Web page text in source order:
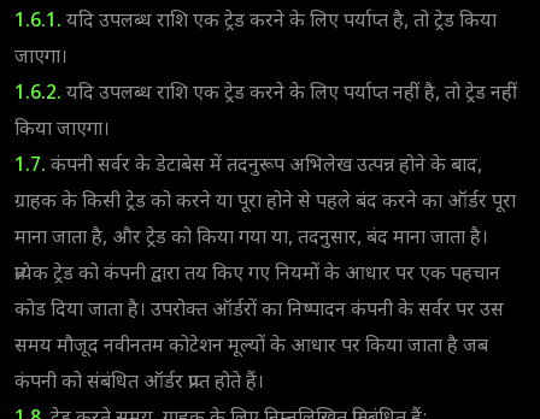
1.6.1. यदि उपलब्ध राशि एक ट्रेड करने के लिए पर्याप्त है, तो ट्रेड किया
जाएगा।
1.6.2. यदि उपलब्ध राशि एक ट्रेड करने के लिए पर्याप्त नहीं है, तो ट्रेड नहीं
किया जाएगा।
1.7. कंपनी सर्वर के डेटाबेस में तदनुरूप अभिलेख उत्पन्न होने के बाद,
ग्राहक के किसी ट्रेड को करने या पूरा होने से पहले बंद करने का ऑर्डर पूरा
माना जाता है, और ट्रेड को किया गया या, तदनुसार, बंद माना जाता है।
प्रत्येक ट्रेड को कंपनी द्वारा तय किए गए नियमों के आधार पर एक पहचान
कोड दिया जाता है। उपरोक्त ऑर्डरों का निष्पादन कंपनी के सर्वर पर उस
समय मौजूद नवीनतम कोटेशन मूल्यों के आधार पर किया जाता है जब
कंपनी को संबंधित ऑर्डर प्राप्त होते हैं।